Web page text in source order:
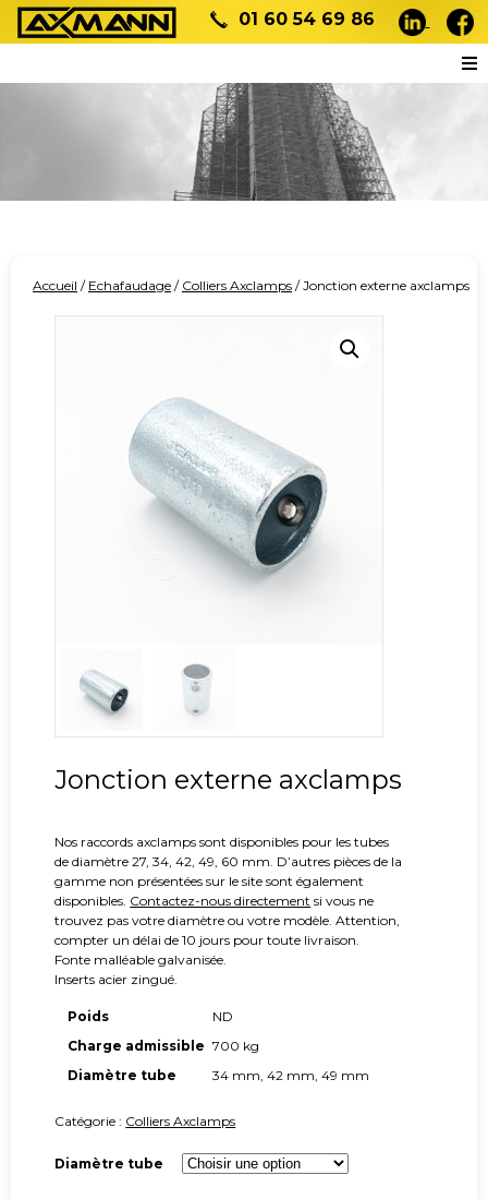
01 60 54 69 86
Accueil / Echafaudage / Colliers Axclamps / Jonction externe axclamps
Jonction externe axclamps
Nos raccords axclamps sont disponibles pour les tubes
de diamètre 27, 34, 42, 49, 60 mm. D’autres pièces de la
gamme non présentées sur le site sont également
disponibles. Contactez-nous directement si vous ne
trouvez pas votre diamètre ou votre modèle. Attention,
compter un délai de 10 jours pour toute livraison.
Fonte malléable galvanisée.
Inserts acier zingué.
Poids
ND
Charge admissible 700 kg
Diamètre tube
34 mm, 42 mm, 49 mm
Catégorie : Colliers Axclamps
Diamètre tube